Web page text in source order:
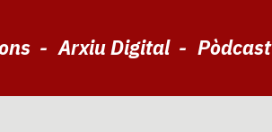
Arxiu Digital Pòdcast